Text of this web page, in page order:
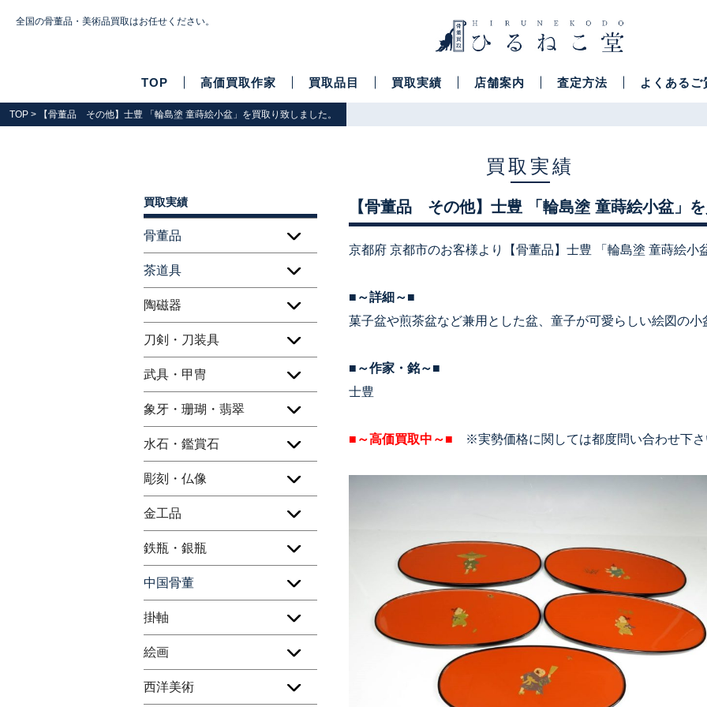
全国の骨董品・美術品買取はお任せください。
TOP 高価買取作家 買取品目 買取実績 店舗案内 査定方法 よくあるご
TOP > 【骨董品 その他】士豊 「輪島塗 童蒔絵小盆」を買取り致しました。
買取実績
【骨董品 その他】士豊 「輪島塗 童蒔絵小盆」
京都府 京都市のお客様より【骨董品】士豊 「輪島塗 童蒔絵小
■～詳細～■
菓子盆や煎茶盆など兼用とした盆、童子が可愛らしい絵図の小
■～作家・銘～■
士豊
■～高価買取中～■ ※実勢価格に関しては都度問い合わせ下さ
買取実績
骨董品
茶道具
陶磁器
刀剣・刀装具
武具・甲冑
象牙・珊瑚・翡翠
水石・鑑賞石
彫刻・仏像
金工品
鉄瓶・銀瓶
中国骨董
掛軸
絵画
西洋美術